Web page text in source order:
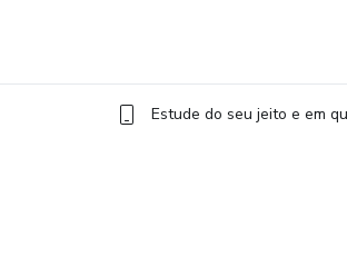
Estude do seu jeito e em